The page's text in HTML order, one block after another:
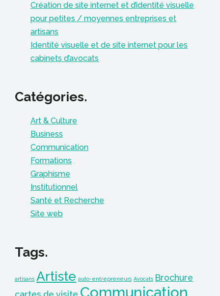
Création de site internet et d’identité visuelle
pour petites / moyennes entreprises et
artisans
Identité visuelle et de site internet pour les
cabinets d’avocats
Catégories.
Art & Culture
Business
Communication
Formations
Graphisme
Institutionnel
Santé et Recherche
Site web
Tags.
artisans Artiste auto-entrepreneurs Avocats Brochure
Communication